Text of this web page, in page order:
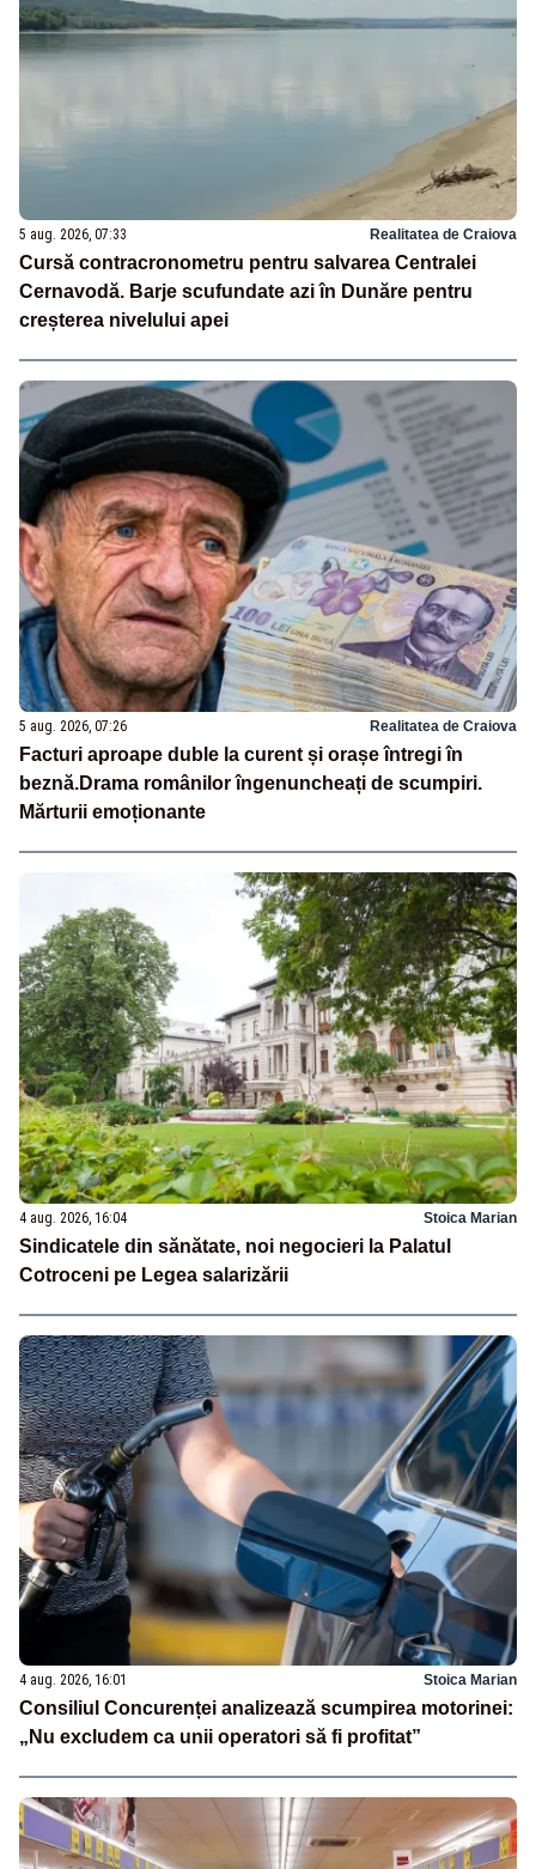
5 aug. 2026, 07:33 Realitatea de Craiova
Cursă contracronometru pentru salvarea Centralei
Cernavodă. Barje scufundate azi în Dunăre pentru
creșterea nivelului apei
5 aug. 2026, 07:26 Realitatea de Craiova
Facturi aproape duble la curent și orașe întregi în
beznă.Drama românilor îngenuncheați de scumpiri.
Mărturii emoționante
4 aug. 2026, 16:04 Stoica Marian
Sindicatele din sănătate, noi negocieri la Palatul
Cotroceni pe Legea salarizării
4 aug. 2026, 16:01 Stoica Marian
Consiliul Concurenței analizează scumpirea motorinei:
„Nu excludem ca unii operatori să fi profitat”